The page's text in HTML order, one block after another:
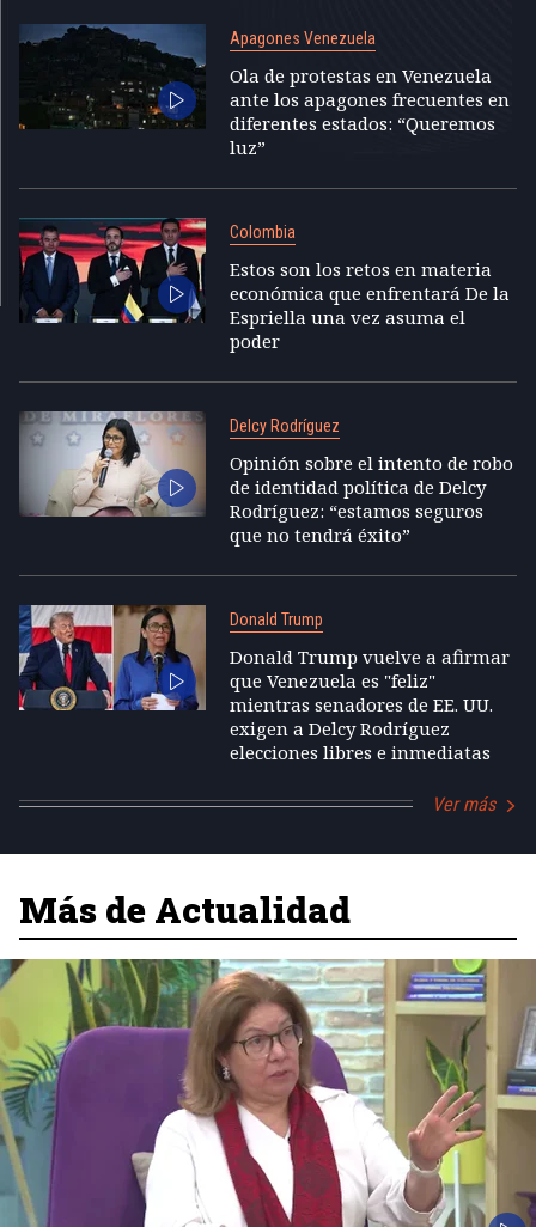
Apagones Venezuela
Ola de protestas en Venezuela
ante los apagones frecuentes en
diferentes estados: “Queremos
luz”
Colombia
Estos son los retos en materia
económica que enfrentará De la
Espriella una vez asuma el
poder
Delcy Rodríguez
Opinión sobre el intento de robo
de identidad política de Delcy
Rodríguez: “estamos seguros
que no tendrá éxito”
Donald Trump
Donald Trump vuelve a afirmar
que Venezuela es "feliz"
mientras senadores de EE. UU.
exigen a Delcy Rodríguez
elecciones libres e inmediatas
Ver más
Más de Actualidad